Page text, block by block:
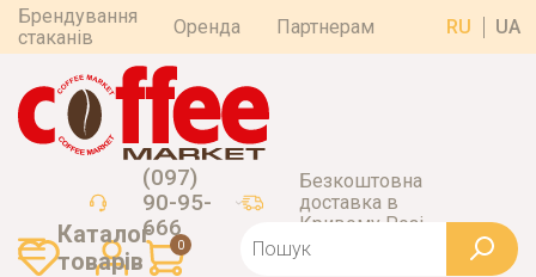
Брендування
стаканів
Оренда Партнерам RU UA
(097)
90-95-
666
Безкоштовна
доставка в
Кривому Розі
0
Каталог
товарiв